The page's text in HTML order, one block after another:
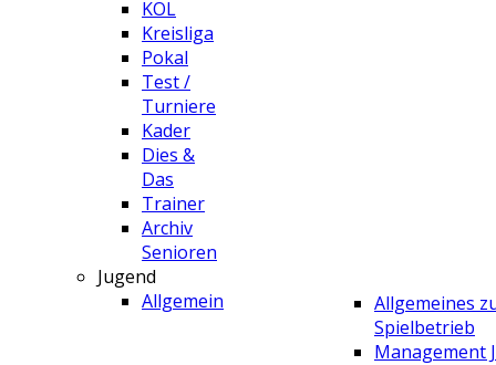
KOL
Kreisliga
Pokal
Test /
Turniere
Kader
Dies &
Das
Trainer
Archiv
Senioren
Jugend
Allgemein
Allgemeines
Spielbetrieb
Management